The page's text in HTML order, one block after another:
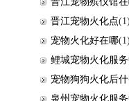
晋江宠物火化点(1)
宠物火化好在哪(1)
鲤城宠物火化服
宠物狗狗火化后
泉州宠物火化服